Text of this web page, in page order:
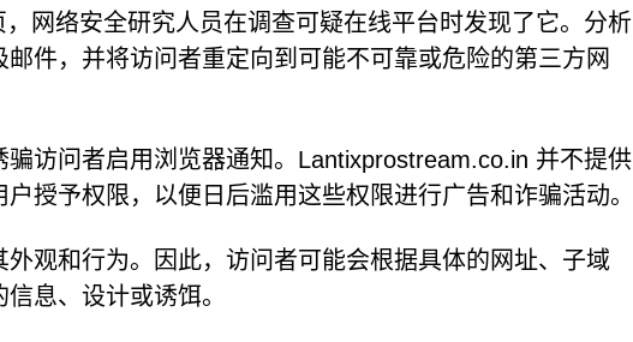
网络安全研究人员在调查可疑在线平台时发现了它。分析
件，并将访问者重定向到可能不可靠或危险的第三方网
访问者启用浏览器通知。Lantixprostream.co.in 并不提供
授予权限，以便日后滥用这些权限进行广告和诈骗活动。
观和行为。因此，访问者可能会根据具体的网址、子域
息、设计或诱饵。